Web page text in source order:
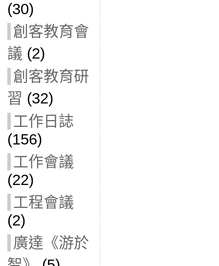
(30)
創客教育會
議 (2)
創客教育研
習 (32)
工作日誌
(156)
工作會議
(22)
工程會議
(2)
廣達《游於